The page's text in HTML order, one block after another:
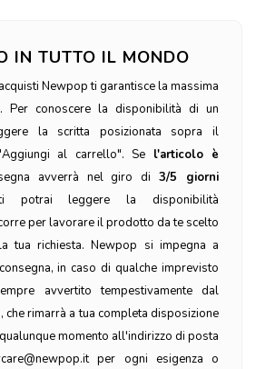
IN TUTTO IL MONDO
Newpop ti garantisce la massima
Per conoscere la disponibilità di un
la scritta posizionata sopra il
al carrello". Se l'articolo è
avverrà nel giro di3/5 giorni
potrai leggere la disponibilità
per lavorare il prodotto da te scelto
tua richiesta. Newpop si impegna a
in caso di qualche imprevisto
avvertito tempestivamente dal
rimarrà a tua completa disposizione
momento all'indirizzo di posta
per ogni esigenza o